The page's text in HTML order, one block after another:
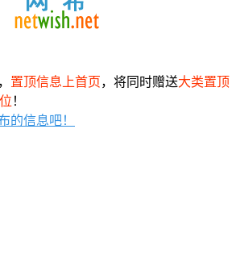
置顶信息上首页，将同时赠送大类置顶
！
的信息吧！